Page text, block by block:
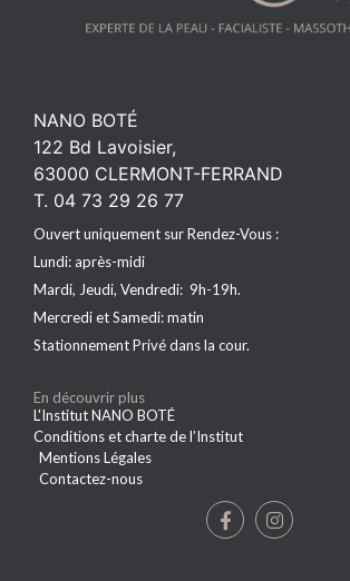
NANO BOTÉ
122 Bd Lavoisier,
63000 CLERMONT-FERRAND
T. 04 73 29 26 77
Ouvert uniquement sur Rendez-Vous :
Lundi: après-midi
Mardi, Jeudi, Vendredi: 9h-19h.
Mercredi et Samedi: matin
Stationnement Privé dans la cour.
En découvrir plus
L'Institut NANO BOTÉ
Conditions et charte de l’Institut
Mentions Légales
Contactez-nous